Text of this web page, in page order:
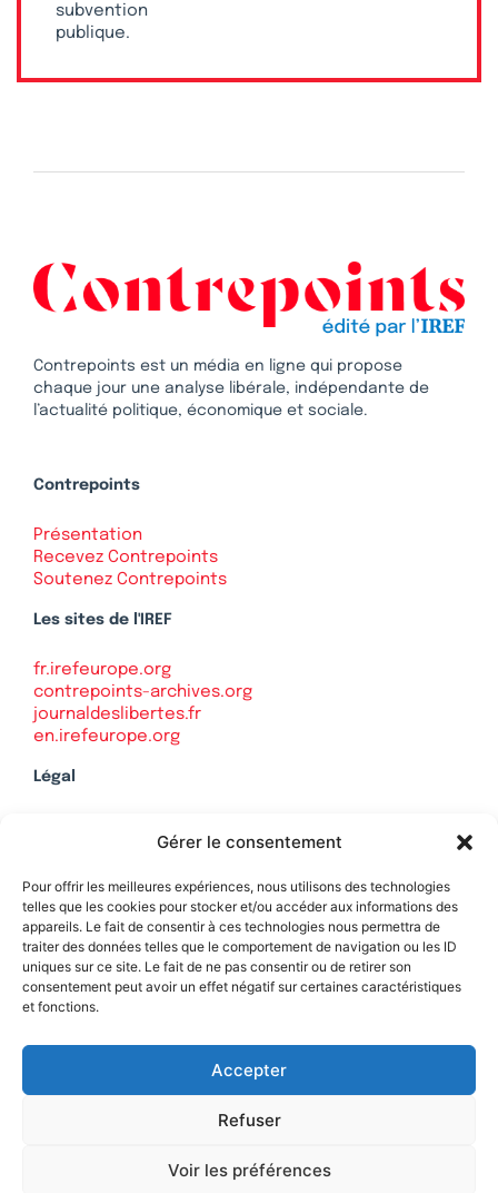
Gérer le consentement
Pour offrir les meilleures expériences, nous utilisons des technologies
telles que les cookies pour stocker et/ou accéder aux informations des
appareils. Le fait de consentir à ces technologies nous permettra de
traiter des données telles que le comportement de navigation ou les ID
uniques sur ce site. Le fait de ne pas consentir ou de retirer son
consentement peut avoir un effet négatif sur certaines caractéristiques
et fonctions.
Accepter
Refuser
Voir les préférences
subvention
publique.
Contrepoints est un média en ligne qui propose
chaque jour une analyse libérale, indépendante de
l’actualité politique, économique et sociale.
Contrepoints
Présentation
Recevez Contrepoints
Soutenez Contrepoints
Les sites de l'IREF
fr.irefeurope.org
contrepoints-archives.org
journaldeslibertes.fr
en.irefeurope.org
Légal
Politique de confidentialité
Contact
Soutenez Contrepoints